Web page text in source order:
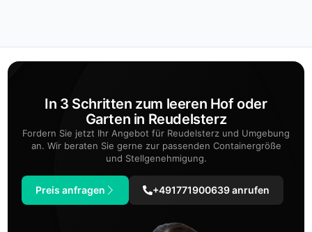
In 3 Schritten zum leeren Hof oder
Garten in Reudelsterz
Fordern Sie jetzt Ihr Angebot für Reudelsterz und Umgebung
an. Wir beraten Sie gerne zur passenden Containergröße
und Stellgenehmigung.
Preis anfragen +491771900639 anrufen